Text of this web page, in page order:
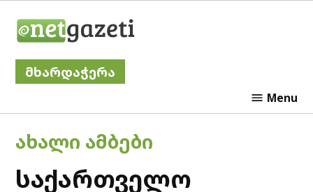
მხარდაჭერა
Menu
POSTED
IN
ᲐᲮᲐᲚᲘ ᲐᲛᲑᲔᲑᲘ
საქართველო